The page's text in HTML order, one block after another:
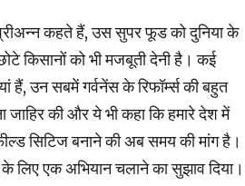
कहते हैं, उस सुपर फूड को दुनिया के
किसानों को भी मजबूती देनी है। कई
उन सबमें गर्वनेंस के रिफॉर्म्स की बहुत
की और ये भी कहा कि हमारे देश में
सिटिज बनाने की अब समय की मांग है।
एक अभियान चलाने का सुझाव दिया।